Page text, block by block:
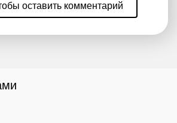
оставить комментарий